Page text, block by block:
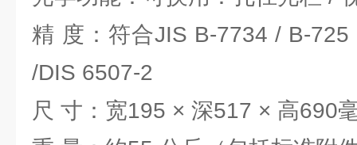
精 度：符合JIS B-7734 / B-
/DIS 6507-2
尺 寸：宽195 × 深517 × 高690